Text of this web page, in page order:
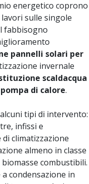
energetico coprono
sulle singole
fabbisogno
pannelli solari per
invernale
scaldacqua
di calore.
tipi di intervento:
infissi e
climatizzazione
almeno in classe
combustibili.
condensazione in